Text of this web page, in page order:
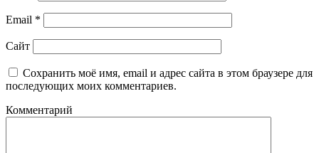
Email *
Сайт
Сохранить моё имя, email и адрес сайта в этом браузере для
последующих моих комментариев.
Комментарий